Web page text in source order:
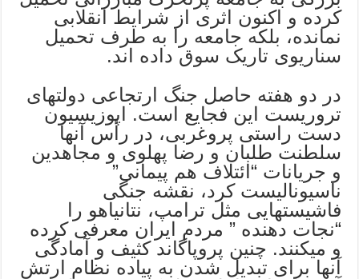
کرده و اکنون اثری از شرایط انقلابی
نمانده، بلکه جامعه را به طرف تحمیل
سناریوی تاریک سوق داده اند.
در دو هفته حاصل جنگ ارتجاعی دولتهای
تروریست این فجایع است. اپوزیسیون
دست راستی پروغربی، در رأس آنها
سلطنت طلبان و رضا پهلوی و مجاهدین
و جریانات “ائتلاف هم پیمانی”
ناسیونالیست کرد، نقشه جنگی
فاشیستهایی مثل ترامپ، نتانیاهو را
“نجات دهنده ” مردم ایران معرفی کرده
و میکنند. چنین پروپاگاند کثیف و آمادگی
آنها برای تبدیل شدن به پیاده نظام ارتش